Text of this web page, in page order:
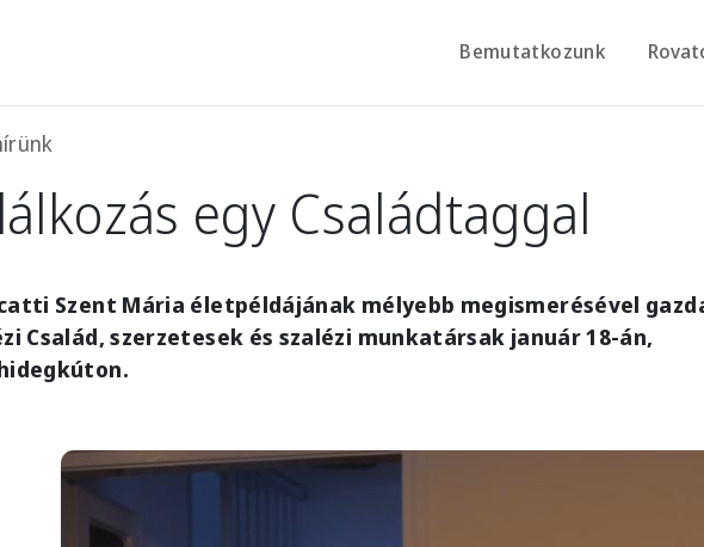
Bemutatkozunk
egy Családtaggal
Szent Mária életpéldájának mélyebb megismerésével
Család, szerzetesek és szalézi munkatársak január 18-án,
Image